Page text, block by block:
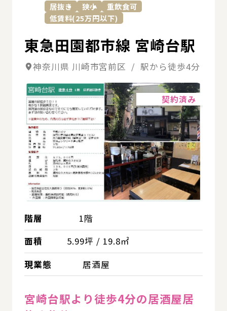
居抜き 狭小
重飲食可
低賃料(25万円以下)
東急田園都市線 宮崎台駅
神奈川県 川崎市宮前区 / 駅から徒歩4分
契約済み
階層
1階
面積
5.99坪 / 19.8㎡
現業態
居酒屋
宮崎台駅より徒歩4分の居酒屋居